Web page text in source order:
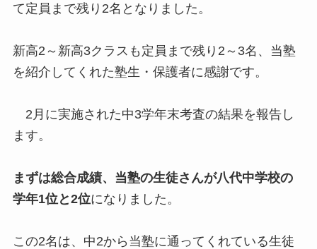
て定員まで残り2名となりました。
新高2～新高3クラスも定員まで残り2～3名、当塾
を紹介してくれた塾生・保護者に感謝です。
2月に実施された中3学年末考査の結果を報告し
ます。
まずは総合成績、当塾の生徒さんが八代中学校の
学年1位と2位になりました。
この2名は、中2から当塾に通ってくれている生徒